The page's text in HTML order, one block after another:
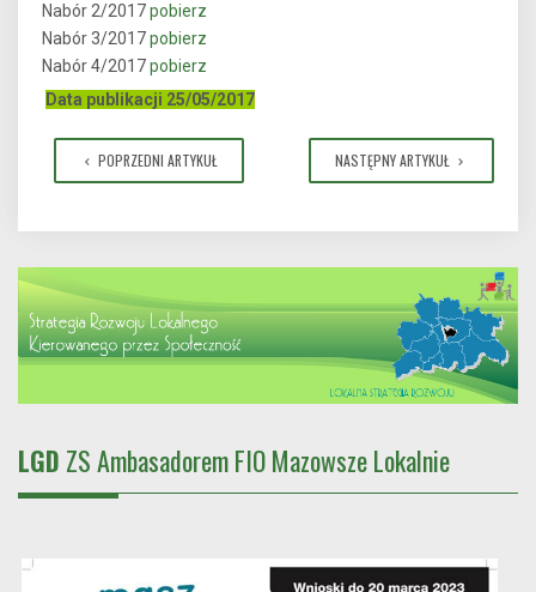
Nabór 2/2017pobierz
Nabór 3/2017pobierz
Nabór 4/2017pobierz
Data publikacji 25/05/2017
POPRZEDNI ARTYKUŁ NASTĘPNY ARTYKUŁ
LGD ZS Ambasadorem FIO Mazowsze Lokalnie